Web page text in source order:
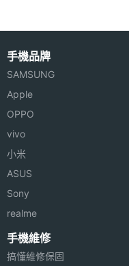
手機品牌
SAMSUNG
Apple
OPPO
vivo
小米
ASUS
Sony
realme
手機維修
搞懂維修保固